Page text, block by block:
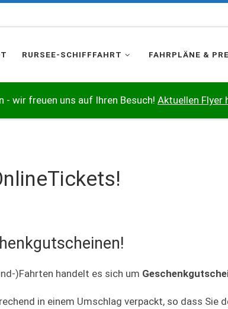
RURSEE-SCHIFFFAHRT FAHRPLÄNE &
- wir freuen uns auf Ihren Besuch! Aktuellen Flyer
)Fahrten handelt es sich um
in einem Umschlag verpackt, so dass Sie